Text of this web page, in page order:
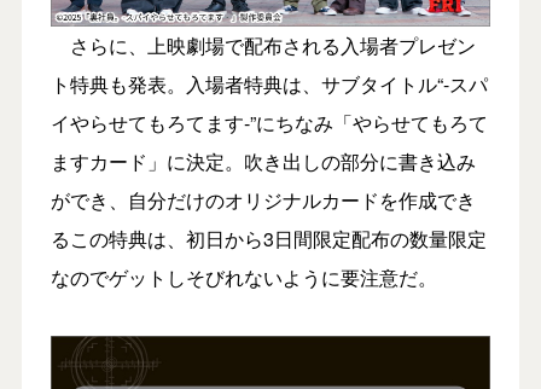
さらに、上映劇場で配布される入場者プレゼン
ト特典も発表。入場者特典は、サブタイトル“-スパ
イやらせてもろてます‐”にちなみ「やらせてもろて
ますカード」に決定。吹き出しの部分に書き込み
ができ、自分だけのオリジナルカードを作成でき
るこの特典は、初日から3日間限定配布の数量限定
なのでゲットしそびれないように要注意だ。